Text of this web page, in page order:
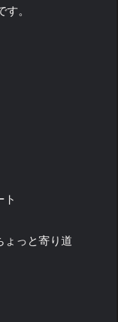
。
っと寄り道